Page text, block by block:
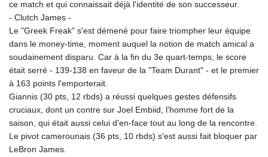
KHR 4684.773512
KRW 1633.35962
KWD 0.3563
KYD 0.961169
KZT 540.560026
LBP
103284.103894
LKR 386.869037
LRD 208.186862
ce match et qui connaissait déjà l'identité de son successeur.
- Clutch James -
Le "Greek Freak" s'est démené pour faire triompher leur équipe
dans le money-time, moment auquel la notion de match amical a
soudainement disparu. Car à la fin du 3e quart-temps, le score
était serré - 139-138 en faveur de la "Team Durant" - et le premier
à 163 points l'emporterait.
Giannis (30 pts, 12 rbds) a réussi quelques gestes défensifs
cruciaux, dont un contre sur Joel Embiid, l'homme fort de la
saison, qui était aussi celui d'en-face tout au long de la rencontre.
Le pivot camerounais (36 pts, 10 rbds) s'est aussi fait bloquer par
LeBron James.